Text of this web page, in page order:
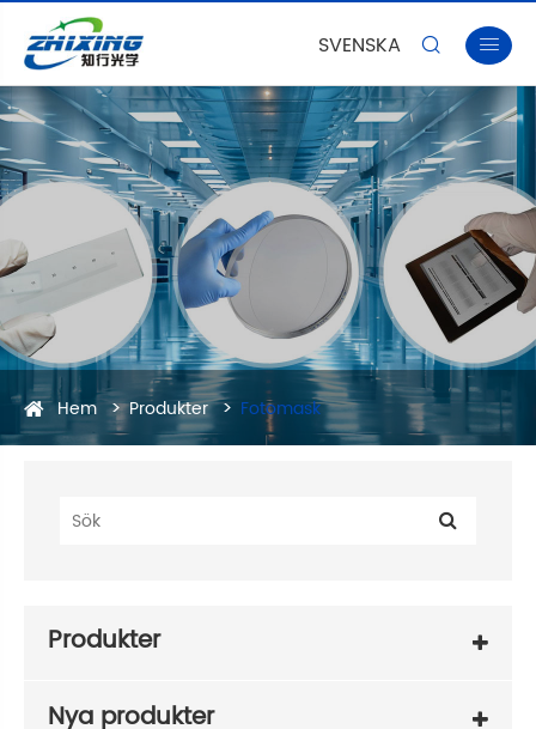
SVENSKA  
Hem Produkter Fotomask
Produkter
Nya produkter